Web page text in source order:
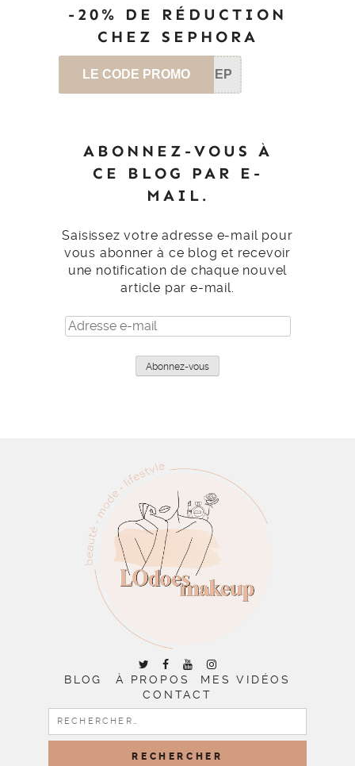
-20% DE RÉDUCTION
CHEZ SEPHORA
LE CODE PROMO SEP
ABONNEZ-VOUS À
CE BLOG PAR E-
MAIL.
Saisissez votre adresse e-mail pour
vous abonner à ce blog et recevoir
une notification de chaque nouvel
article par e-mail.
Adresse
e-
Abonnez-vous
BLOG À PROPOS
MES VIDÉOS
CONTACT
RECHERCHER :